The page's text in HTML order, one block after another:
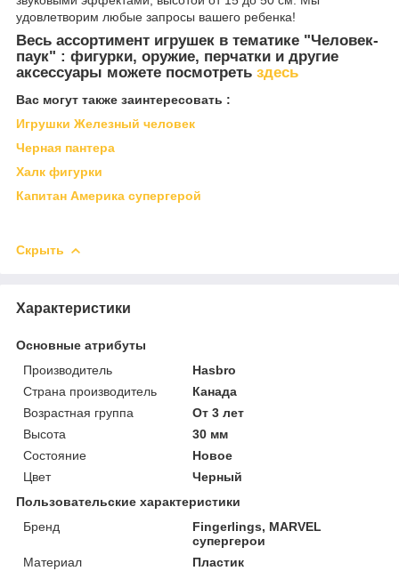
удовлетворим любые запросы вашего ребенка!
Весь ассортимент игрушек в тематике "Человек-
паук" : фигурки, оружие, перчатки и другие
аксессуары можете посмотреть здесь
Вас могут также заинтересовать :
Игрушки Железный человек
Черная пантера
Халк фигурки
Капитан Америка супергерой
Скрыть
Характеристики
Основные атрибуты
Производитель
Hasbro
Страна производитель
Канада
Возрастная группа
От 3 лет
Высота
30 мм
Состояние
Новое
Цвет
Черный
Пользовательские характеристики
Бренд
Fingerlings, MARVEL
супергерои
Материал
Пластик